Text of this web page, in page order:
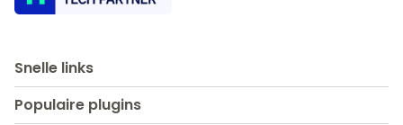
Snelle links
Populaire plugins